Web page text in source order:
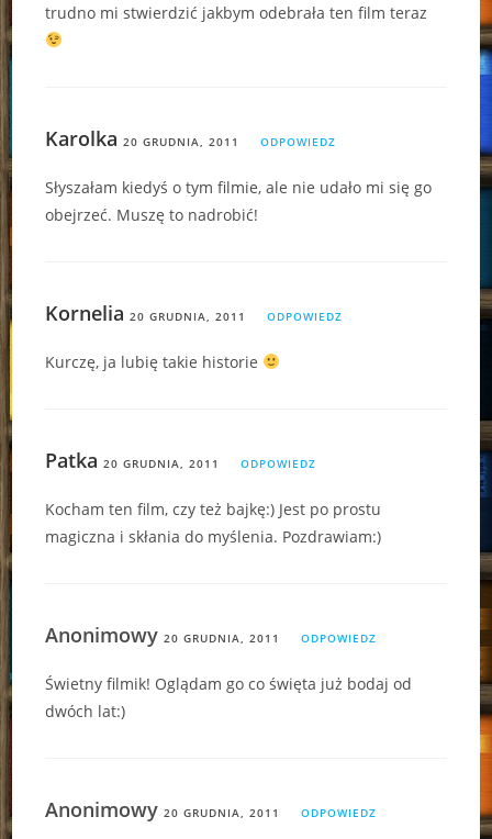
trudno mi stwierdzić jakbym odebrała ten film teraz
Karolka 20 GRUDNIA, 2011 ODPOWIEDZ
Słyszałam kiedyś o tym filmie, ale nie udało mi się go
obejrzeć. Muszę to nadrobić!
Kornelia 20 GRUDNIA, 2011 ODPOWIEDZ
Kurczę, ja lubię takie historie
Patka 20 GRUDNIA, 2011 ODPOWIEDZ
Kocham ten film, czy też bajkę:) Jest po prostu
magiczna i skłania do myślenia. Pozdrawiam:)
Anonimowy20 GRUDNIA, 2011 ODPOWIEDZ
Świetny filmik! Oglądam go co święta już bodaj od
dwóch lat:)
Anonimowy20 GRUDNIA, 2011 ODPOWIEDZ